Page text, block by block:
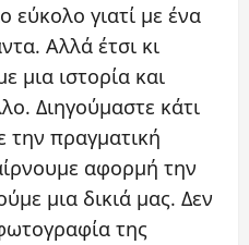
εύκολο γιατί με ένα
Αλλά έτσι κι
μια ιστορία και
Διηγούμαστε κάτι
την πραγματική
αφορμή την
μια δικιά μας. Δεν
της